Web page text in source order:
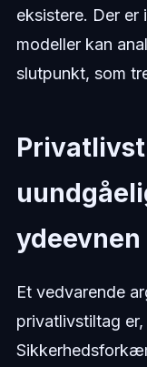
eksistere. Der er
modeller kan
slutpunkt, som
ydeevnen
Et vedvarende
privatlivstiltag